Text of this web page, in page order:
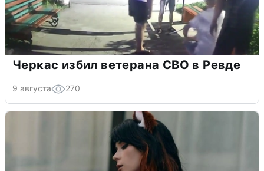
Черкас избил ветерана СВО в Ревде
9 августа 270